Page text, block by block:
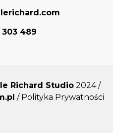
303 489
Richard Studio 2024 /
/ Polityka Prywatności